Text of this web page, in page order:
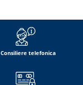
Consiliere telefonica